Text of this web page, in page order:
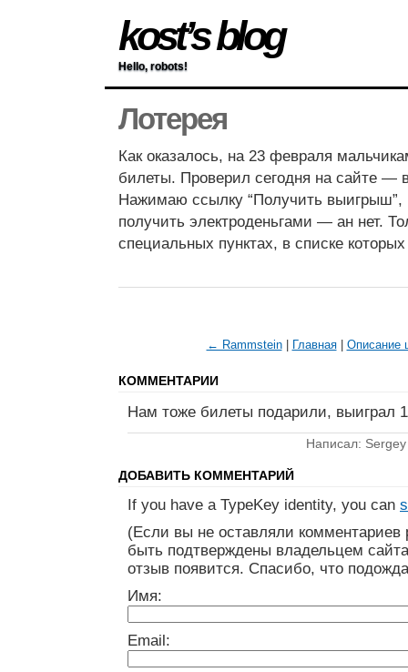
kost’s blog
Hello, robots!
Лотерея
Как оказалось, на 23 февраля
билеты. Проверил сегодня на сайте —
Нажимаю ссылку “Получить выигрыш”,
получить электроденьгами — ан нет.
специальных пунктах, в списке
← Rammstein| Главная| Описание
КОММЕНТАРИИ
Нам тоже билеты подарили, выиграл
Написал:
ДОБАВИТЬ КОММЕНТАРИЙ
If you have a TypeKey identity, you can
(Если вы не оставляли
быть подтверждены владельцем
отзыв появится. Спасибо, что
Имя:
Email: